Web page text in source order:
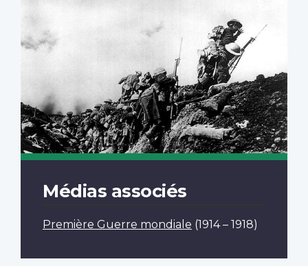
Médias associés
Première Guerre mondiale (1914 – 1918)